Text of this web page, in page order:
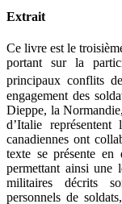
Extrait
Ce livre est le
portant sur la
principaux conflits
engagement des
Dieppe, la
d’Italie
canadiennes ont
texte se présente en
permettant ainsi une
militaires décrits
personnels de